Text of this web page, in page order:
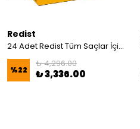
Redist
24 Adet Redist Tüm Saçlar İçin Fön Suyu 400 ML
%22
₺ 4,296.00
₺ 3,336.00